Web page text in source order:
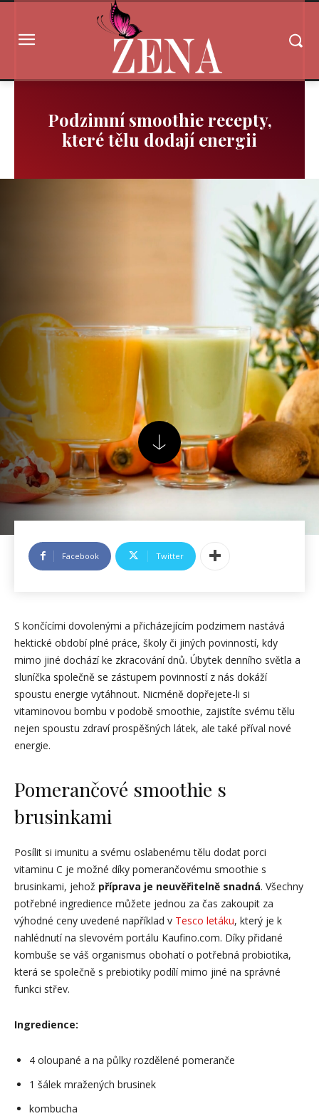
Podzimní smoothie recepty,
které tělu dodají energii
Facebook Twitter
S končícími dovolenými a přicházejícím podzimem nastává
hektické období plné práce, školy či jiných povinností, kdy
mimo jiné dochází ke zkracování dnů. Úbytek denního světla a
sluníčka společně se zástupem povinností z nás dokáží
spoustu energie vytáhnout. Nicméně dopřejete-li si
vitaminovou bombu v podobě smoothie, zajistíte svému tělu
nejen spoustu zdraví prospěšných látek, ale také příval nové
energie.
Pomerančové smoothie s
brusinkami
Posílit si imunitu a svému oslabenému tělu dodat porci
vitaminu C je možné díky pomerančovému smoothie s
brusinkami, jehož příprava je neuvěřitelně snadná. Všechny
potřebné ingredience můžete jednou za čas zakoupit za
výhodné ceny uvedené například v Tesco letáku, který je k
nahlédnutí na slevovém portálu Kaufino.com. Díky přidané
kombuše se váš organismus obohatí o potřebná probiotika,
která se společně s prebiotiky podílí mimo jiné na správné
funkci střev.
Ingredience:
4 oloupané a na půlky rozdělené pomeranče
1 šálek mražených brusinek
kombucha